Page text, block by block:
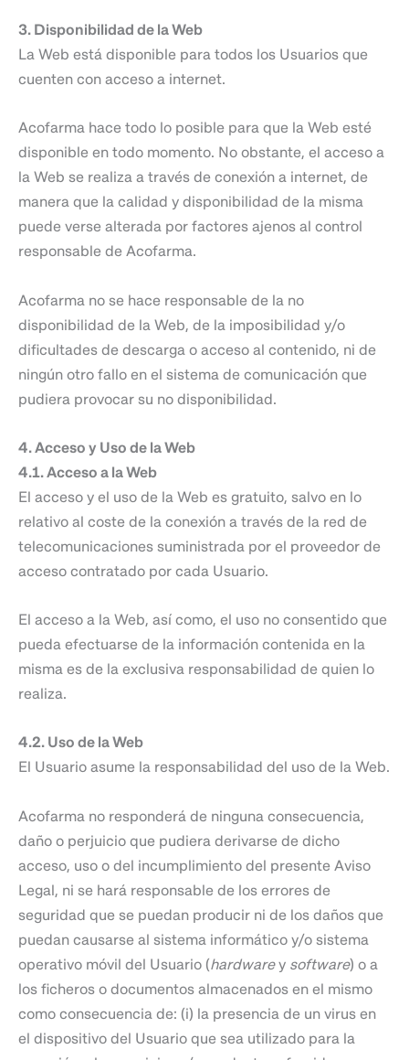
3. Disponibilidad de la Web
La Web está disponible para todos los Usuarios que
cuenten con acceso a internet.
Acofarma hace todo lo posible para que la Web esté
disponible en todo momento. No obstante, el acceso a
la Web se realiza a través de conexión a internet, de
manera que la calidad y disponibilidad de la misma
puede verse alterada por factores ajenos al control
responsable de Acofarma.
Acofarma no se hace responsable de la no
disponibilidad de la Web, de la imposibilidad y/o
dificultades de descarga o acceso al contenido, ni de
ningún otro fallo en el sistema de comunicación que
pudiera provocar su no disponibilidad.
4. Acceso y Uso de la Web
4.1. Acceso a la Web
El acceso y el uso de la Web es gratuito, salvo en lo
relativo al coste de la conexión a través de la red de
telecomunicaciones suministrada por el proveedor de
acceso contratado por cada Usuario.
El acceso a la Web, así como, el uso no consentido que
pueda efectuarse de la información contenida en la
misma es de la exclusiva responsabilidad de quien lo
realiza.
4.2. Uso de la Web
El Usuario asume la responsabilidad del uso de la Web.
Acofarma no responderá de ninguna consecuencia,
daño o perjuicio que pudiera derivarse de dicho
acceso, uso o del incumplimiento del presente Aviso
Legal, ni se hará responsable de los errores de
seguridad que se puedan producir ni de los daños que
puedan causarse al sistema informático y/o sistema
operativo móvil del Usuario (hardwarey software) o a
los ficheros o documentos almacenados en el mismo
como consecuencia de: (i) la presencia de un virus en
el dispositivo del Usuario que sea utilizado para la